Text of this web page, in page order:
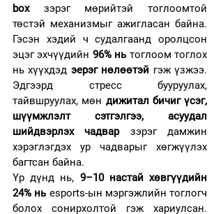
box зэрэг мөрийтэй тоглоомтой
төстэй механизмыг ажигласан байна.
Гэсэн хэдий ч судалгаанд оролцсон
эцэг эхчүүдийн 96% нь тоглоом тоглох
нь хүүхдэд эерэг нөлөөтэй гэж үзжээ.
Эдгээрд стресс бууруулах,
тайвшруулах, мөн дижитал бичиг үсэг,
шүүмжлэлт сэтгэлгээ, асуудал
шийдвэрлэх чадвар зэрэг дамжин
хэрэглэгдэх ур чадварыг хөгжүүлэх
багтсан байна.
Үр дүнд нь, 9–10 настай хөвгүүдийн
24% нь esports-ын мэргэжлийн тоглогч
болох сонирхолтой гэж хариулсан.